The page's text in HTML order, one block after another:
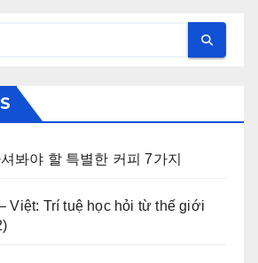
봐야 할 특별한 커피 7가지
Việt: Trí tuệ học hỏi từ thế giới